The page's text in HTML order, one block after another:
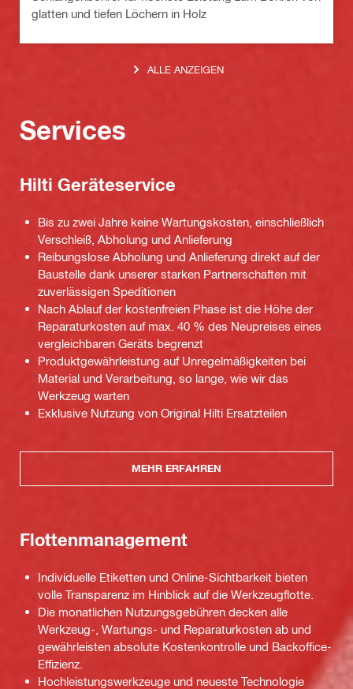
glatten und tiefen Löchern in Holz
ALLE ANZEIGEN
Services
Hilti Geräteservice
Bis zu zwei Jahre keine Wartungskosten, einschließlich
Verschleiß, Abholung und Anlieferung
Reibungslose Abholung und Anlieferung direkt auf der
Baustelle dank unserer starken Partnerschaften mit
zuverlässigen Speditionen
Nach Ablauf der kostenfreien Phase ist die Höhe der
Reparaturkosten auf max. 40 % des Neupreises eines
vergleichbaren Geräts begrenzt
Produktgewährleistung auf Unregelmäßigkeiten bei
Material und Verarbeitung, so lange, wie wir das
Werkzeug warten
Exklusive Nutzung von Original Hilti Ersatzteilen
MEHR ERFAHREN
Flottenmanagement
Individuelle Etiketten und Online-Sichtbarkeit bieten
volle Transparenz im Hinblick auf die Werkzeugflotte.
Die monatlichen Nutzungsgebühren decken alle
Werkzeug-, Wartungs- und Reparaturkosten ab und
gewährleisten absolute Kostenkontrolle und Backoffice-
Effizienz.
Hochleistungswerkzeuge und neueste Technologie